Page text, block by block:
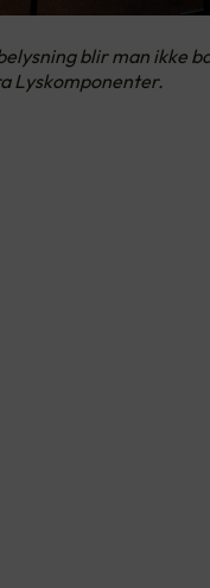
blir man ikke
Lyskomponenter.